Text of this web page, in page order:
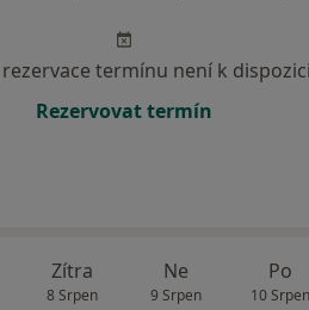
termínu není k dispozici
Rezervovat termín
Zítra
8 Srpen
Ne
9 Srpen
Po
10 Srpen